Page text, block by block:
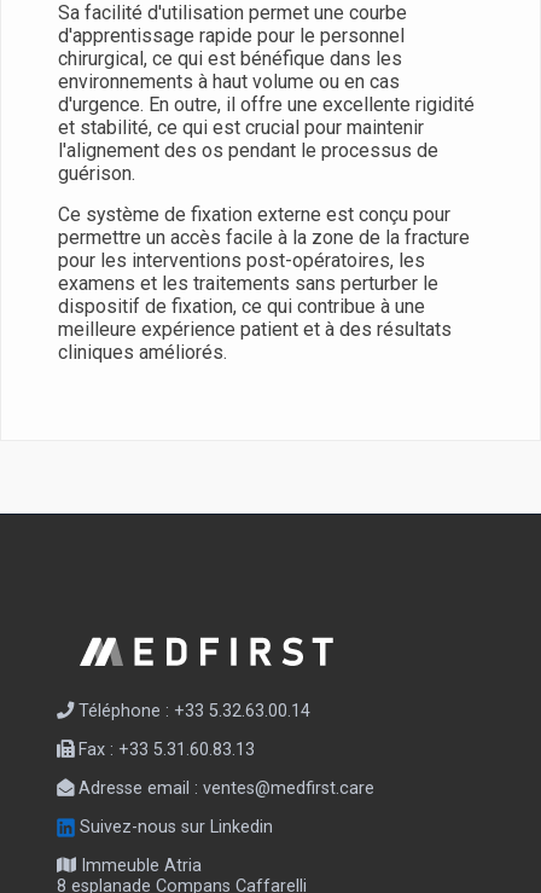
Sa facilité d'utilisation permet une courbe
d'apprentissage rapide pour le personnel
chirurgical, ce qui est bénéfique dans les
environnements à haut volume ou en cas
d'urgence. En outre, il offre une excellente rigidité
et stabilité, ce qui est crucial pour maintenir
l'alignement des os pendant le processus de
guérison.
Ce système de fixation externe est conçu pour
permettre un accès facile à la zone de la fracture
pour les interventions post-opératoires, les
examens et les traitements sans perturber le
dispositif de fixation, ce qui contribue à une
meilleure expérience patient et à des résultats
cliniques améliorés.
Téléphone : +33 5.32.63.00.14
Fax : +33 5.31.60.83.13
Adresse email :ventes@medfirst.care
Suivez-nous sur Linkedin
Immeuble Atria
8 esplanade Compans Caffarelli